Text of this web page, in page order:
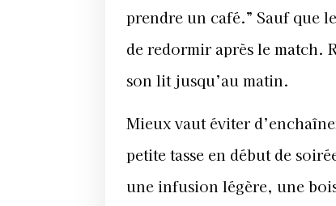
prendre un café.” Sauf que
de redormir après le match.
son lit jusqu’au matin.
Mieux vaut éviter
petite tasse en début de
une infusion légère, une